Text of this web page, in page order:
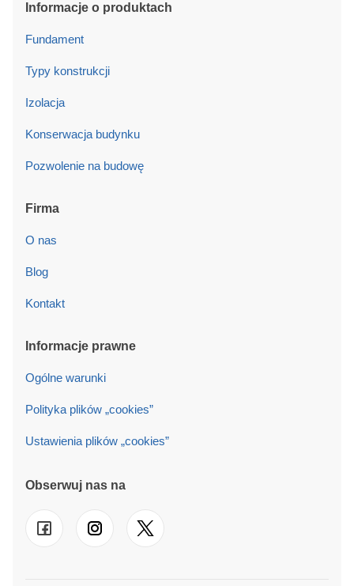
Informacje o produktach
Fundament
Typy konstrukcji
Izolacja
Konserwacja budynku
Pozwolenie na budowę
Firma
O nas
Blog
Kontakt
Informacje prawne
Ogólne warunki
Polityka plików „cookies”
Ustawienia plików „cookies”
Obserwuj nas na